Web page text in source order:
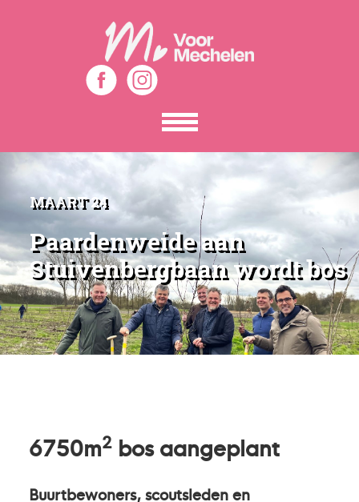
Toon
het
menu
MAART 24
Paardenweide aan
Stuivenbergbaan wordt bos
6750m2 bos aangeplant
Buurtbewoners, scoutsleden en